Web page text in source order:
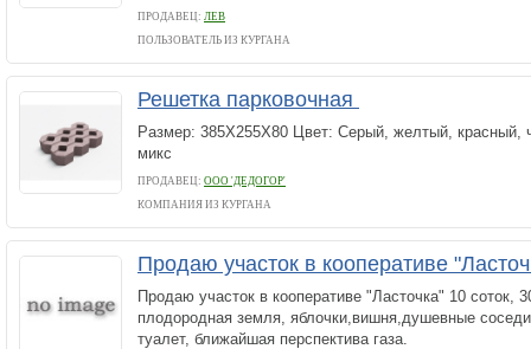
ПРОДАВЕЦ: ЛЕВ
ПОЛЬЗОВАТЕЛЬ ИЗ КУРГАНА
Решетка парковочная
Размер: 385Х255Х80 Цвет: Серый, желтый, красный,
микс
ПРОДАВЕЦ: ООО 'ДЕДОГОР'
КОМПАНИЯ ИЗ КУРГАНА
Продаю участок в кооперативе
Продаю участок в кооперативе "Ласточка" 10 соток,
плодородная земля, яблочки,вишня,душевные
туалет, ближайшая перспектива газа.